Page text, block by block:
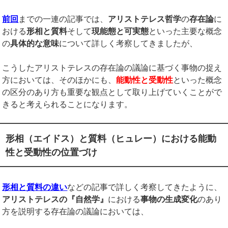
前回 までの一連の記事では、 アリストテレス哲学の存在論に
おける形相と質料そして現能態と可実態といった主要な概念
の具体的な意味について詳しく考察してきましたが、
こうしたアリストテレスの存在論の議論に基づく事物の捉え
方においては、そのほかにも、能動性と受動性といった概念
の区分のあり方も重要な観点として取り上げていくことがで
きると考えられることになります。
形相（エイドス）と質料（ヒュレー）における能動
性と受動性の位置づけ
形相と質料の違いなどの記事で詳しく考察してきたように、
アリストテレスの『自然学』 における事物の生成変化のあり
方を説明する存在論の議論においては、